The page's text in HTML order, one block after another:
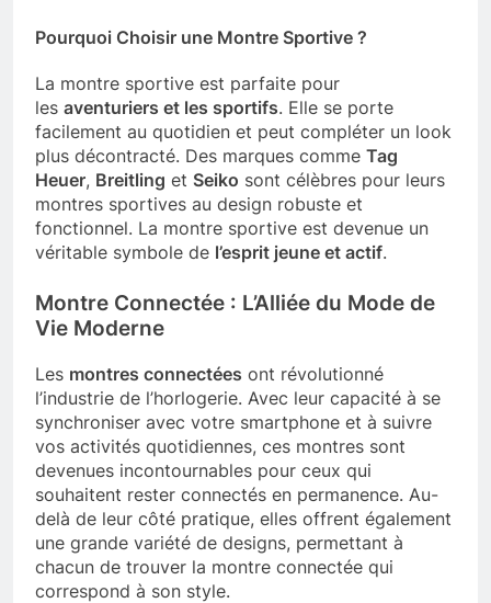
Pourquoi Choisir une Montre Sportive ?
La montre sportive est parfaite pour
les aventuriers et les sportifs. Elle se porte
facilement au quotidien et peut compléter un look
plus décontracté. Des marques comme Tag
Heuer, Breitling et Seiko sont célèbres pour leurs
montres sportives au design robuste et
fonctionnel. La montre sportive est devenue un
véritable symbole de l’esprit jeune et actif.
Montre Connectée : L’Alliée du Mode de
Vie Moderne
Les montres connectées ont révolutionné
l’industrie de l’horlogerie. Avec leur capacité à se
synchroniser avec votre smartphone et à suivre
vos activités quotidiennes, ces montres sont
devenues incontournables pour ceux qui
souhaitent rester connectés en permanence. Au-
delà de leur côté pratique, elles offrent également
une grande variété de designs, permettant à
chacun de trouver la montre connectée qui
correspond à son style.